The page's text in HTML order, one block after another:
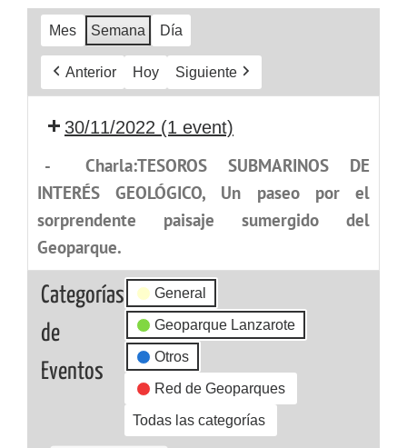
Mes Semana Día
Anterior Hoy Siguiente
30/11/2022 (1 event)
-
Charla:TESOROS SUBMARINOS DE
INTERÉS GEOLÓGICO, Un paseo por el
sorprendente paisaje sumergido del
Geoparque.
Categorías
de
Eventos
General
Geoparque Lanzarote
Otros
Red de Geoparques
Todas las categorías